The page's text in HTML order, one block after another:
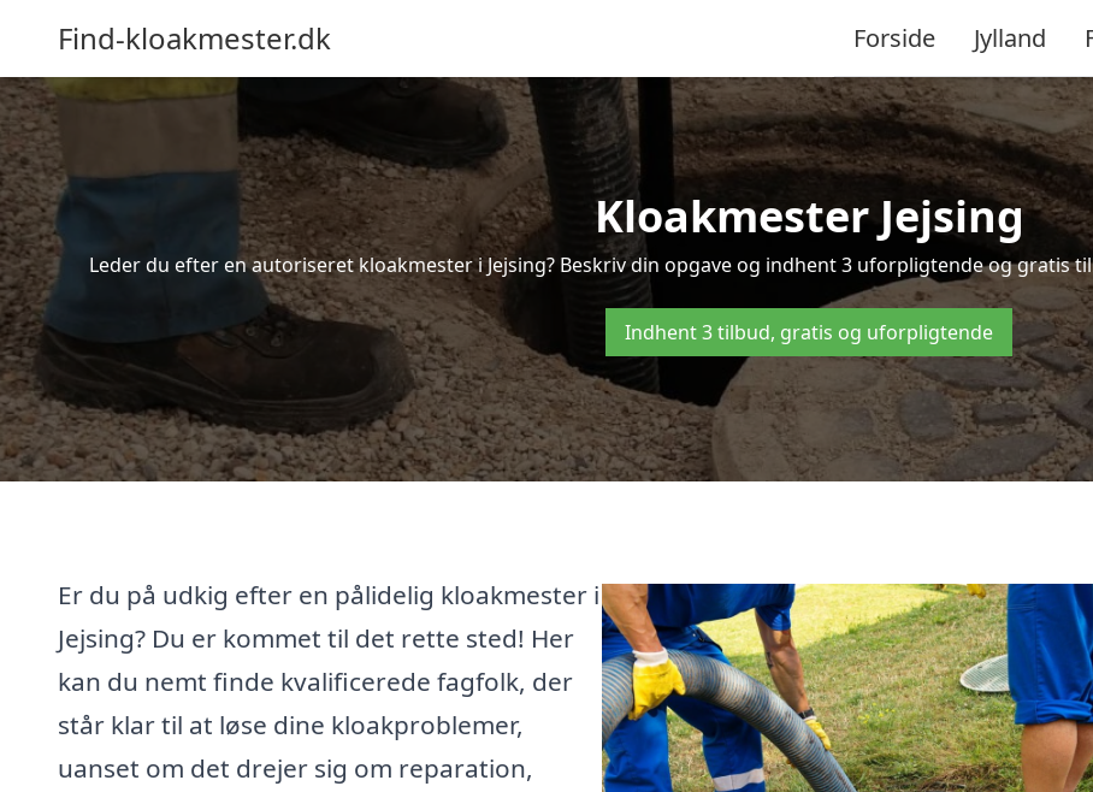
Find-kloakmester.dk Forside Jylland
Kloakmester Jejsing
Leder du efter en autoriseret kloakmester i Jejsing? Beskriv din opgave og indhent 3 uforpligtende og gratis
Indhent 3 tilbud, gratis og uforpligtende
Er du på udkig efter en pålidelig kloakmester i
Jejsing? Du er kommet til det rette sted! Her
kan du nemt finde kvalificerede fagfolk, der
står klar til at løse dine kloakproblemer,
uanset om det drejer sig om reparation,